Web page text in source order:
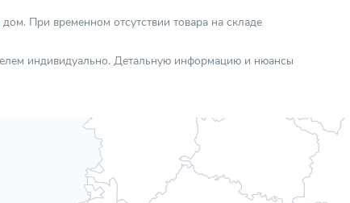
При временном отсутствии товара на складе
индивидуально. Детальную информацию и нюансы